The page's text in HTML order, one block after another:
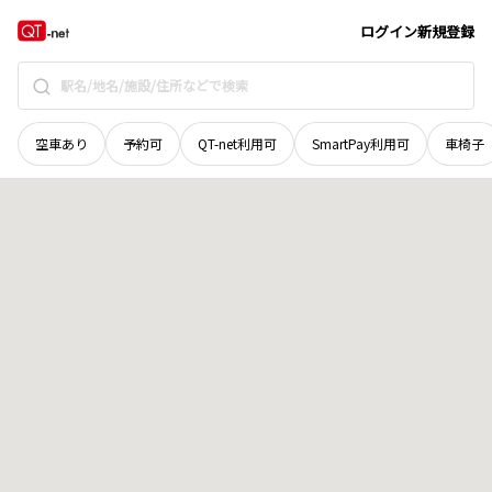
ログイン新規登録
空車あり 予約可 QT-net利用可 SmartPay利用可 車椅子
島根県